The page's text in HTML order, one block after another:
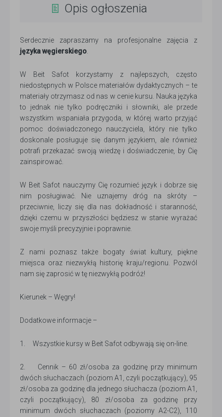
Opis ogłoszenia
Serdecznie zapraszamy na profesjonalne zajęcia z
języka węgierskiego
W Beit Safot korzystamy z najlepszych, często
niedostępnych w Polsce materiałów dydaktycznych – te
materiały otrzymasz od nas w cenie kursu. Nauka języka
to jednak nie tylko podręczniki i słowniki, ale przede
wszystkim wspaniała przygoda, w której warto przyjąć
pomoc doświadczonego nauczyciela, który nie tylko
doskonale posługuje się danym językiem, ale również
potrafi przekazać swoją wiedzę i doświadczenie, by Cię
zainspirować.
W Beit Safot nauczymy Cię rozumieć język i dobrze się
nim posługiwać. Nie uznajemy dróg na skróty –
przeciwnie, liczy się dla nas dokładność i staranność,
dzięki czemu w przyszłości będziesz w stanie wyrażać
swoje myśli precyzyjnie i poprawnie.
Z nami poznasz także bogaty świat kultury, piękne
miejsca oraz niezwykłą historię kraju/regionu. Pozwól
nam się zaprosić w tę niezwykłą podróż!
Kierunek – Węgry!
Dodatkowe informacje –
1. Wszystkie kursy w Beit Safot odbywają się on-line.
2. Cennik – 60 zł/osoba za godzinę przy minimum
dwóch słuchaczach (poziom A1, czyli początkujący), 95
zł/osoba za godzinę dla jednego słuchacza (poziom A1,
czyli początkujący), 80 zł/osoba za godzinę przy
minimum dwóch słuchaczach (poziomy A2-C2), 110